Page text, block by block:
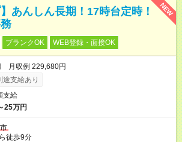
NEW
あんしん長期！17時台定時！
ブランクOK WEB登録・面接OK
月収例 229,680円
途支給あり
支給
25万円
徒歩9分